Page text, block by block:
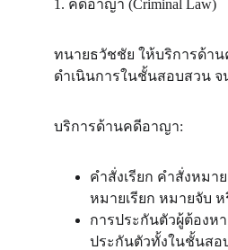
1. คดีอาญา (Criminal Law)
ทนายธวัชชัย ให้บริการด้า
ดำเนินการในชั้นสอบสวน
บริการด้านคดีอาญา:
คำสั่งเรียก คำสั่งหมา
หมายเรียก หมายจับ
การประกันตัวผู้ต้องห
ประกันตัวทั้งในชั้นสอ